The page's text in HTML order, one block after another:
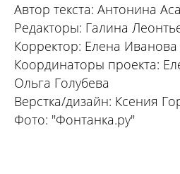
Автор текста: Антонина
Редакторы: Галина
Корректор: Елена Иванова
Координаторы проекта:
Ольга Голубева
Верстка/дизайн: Ксения
Фото: "Фонтанка.ру"